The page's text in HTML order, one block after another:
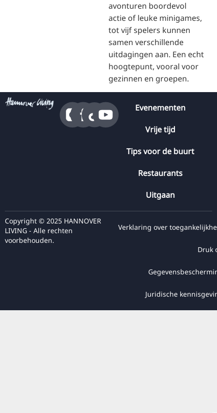
avonturen boordevol
actie of leuke minigames,
tot vijf spelers kunnen
samen verschillende
uitdagingen aan. Een echt
hoogtepunt, vooral voor
gezinnen en groepen.
Evenementen
Vrije tijd
Tips voor de buurt
Restaurants
Uitgaan
Copyright © 2025 HANNOVER
LIVING - Alle rechten
voorbehouden.
Verklaring over
Druk
Juridische